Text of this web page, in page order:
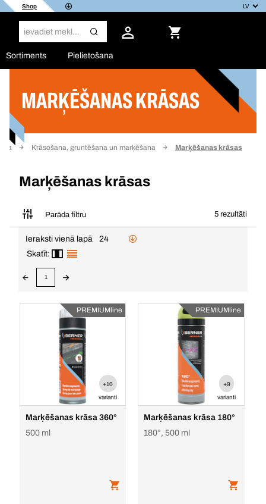
Shop
Sortiments Pielietošana
MARĶĒŠANAS KRĀSAS
Krāsošana, gruntēšana un marķēšana Marķēšanas krāsas
Marķēšanas krāsas
Parāda filtru 5 rezultāti
Filtrs
Ieraksti vienā lapā
24
Skatīt:
1
PREMIUMline
+10
varianti
Marķēšanas krāsa 360°
500 ml
PREMIUMline
+9
varianti
Marķēšanas krāsa 180°
180°, 500 ml